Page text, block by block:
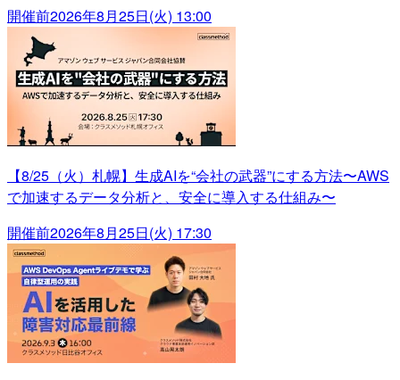
開催前2026年8月25日(火) 13:00
【8/25（火）札幌】生成AIを“会社の武器”にする方法〜AWS
で加速するデータ分析と、安全に導入する仕組み〜
開催前2026年8月25日(火) 17:30